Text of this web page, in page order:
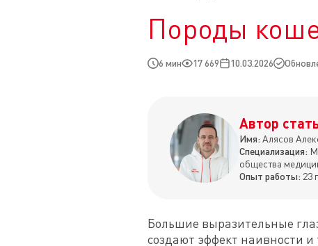
Породы
6 мин 17 669 10.03.2026
Автор
Имя: Алясов
Специализация:
общества
Опыт работы: 23
Большие выразительные
создают эффект наивности